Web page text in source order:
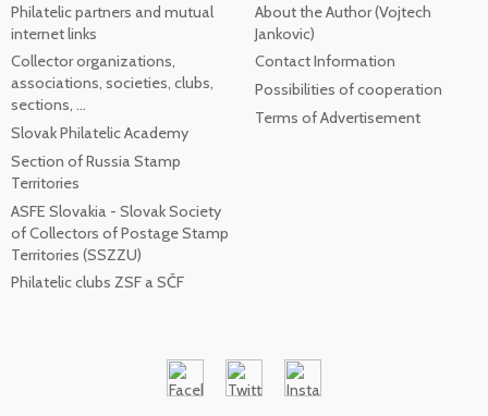
Philatelic partners and mutual
internet links
Collector organizations,
associations, societies, clubs,
sections, ...
Slovak Philatelic Academy
Section of Russia Stamp
Territories
ASFE Slovakia - Slovak Society
of Collectors of Postage Stamp
Territories (SSZZU)
Philatelic clubs ZSF a SČF
About the Author (Vojtech
Jankovic)
Contact Information
Possibilities of cooperation
Terms of Advertisement